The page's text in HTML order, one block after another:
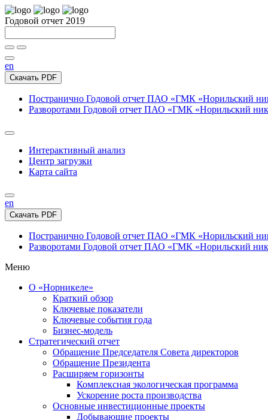
Годовой отчет 2019
en
Скачать PDF
Постранично Годовой отчет ПАО «ГМК «Норильский
Разворотами Годовой отчет ПАО «ГМК «Норильский
Интерактивный анализ
Центр загрузки
Карта сайта
en
Скачать PDF
Постранично Годовой отчет ПАО «ГМК «Норильский
Разворотами Годовой отчет ПАО «ГМК «Норильский
Меню
О «Норникеле»
Краткий обзор
Ключевые показатели
Ключевые события года
Бизнес-модель
Стратегический отчет
Обращение Председателя Совета директоров
Обращение Президента
Расширяем горизонты
Комплексная экологическая программа
Ускорение роста производства
Основные инвестиционные проекты
Добывающие проекты